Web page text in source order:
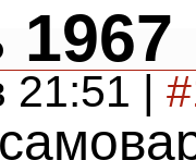
1967
21:51 |